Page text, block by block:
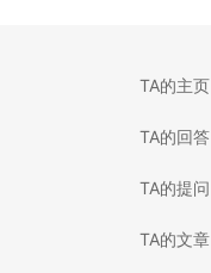
TA的主页
TA的回答
TA的提问
TA的文章